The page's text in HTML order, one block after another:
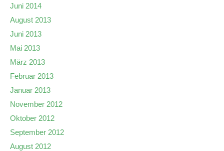
Juni 2014
August 2013
Juni 2013
Mai 2013
März 2013
Februar 2013
Januar 2013
November 2012
Oktober 2012
September 2012
August 2012